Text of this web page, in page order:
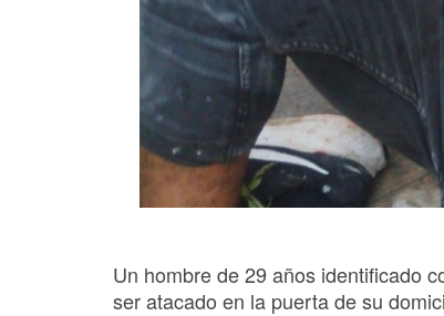
Un hombre de 29 años identificado
ser atacado en la puerta de su